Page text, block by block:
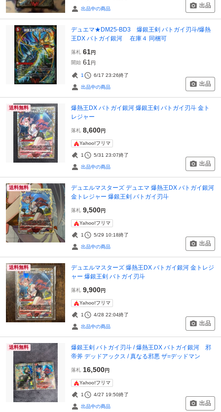
出品中の商品 出品
デュエマ★DM25-BD3 爆銀王剣 バトガイ刃斗/爆熱
王DX バトガイ銀河 在庫４ 同梱可
落札 61円
開始 61 円
1 6/17 23:26終了
出品中の商品 出品
送料無料
爆熱王DX バトガイ銀河 爆銀王剣 バトガイ刃斗 金ト
レジャー
落札 8,600円
Yahoo!フリマ
1 5/31 23:07終了
出品中の商品 出品
送料無料
デュエルマスターズ デュエマ 爆熱王DX バトガイ銀河
金トレジャー 爆銀王剣 バトガイ刃斗
落札 9,500円
Yahoo!フリマ
1 5/29 10:18終了
出品中の商品 出品
送料無料
デュエルマスターズ 爆熱王DX バトガイ銀河 金トレジ
ャー 爆銀王剣 バトガイ刃斗
落札 9,900円
Yahoo!フリマ
1 4/28 22:04終了
出品中の商品 出品
送料無料
爆銀王剣 バトガイ刃斗 / 爆熱王DX バトガイ銀河 邪
帝斧 デッドアックス / 真なる邪悪 ザ=デッドマン
落札 16,500円
Yahoo!フリマ
1 4/27 19:50終了
出品中の商品 出品